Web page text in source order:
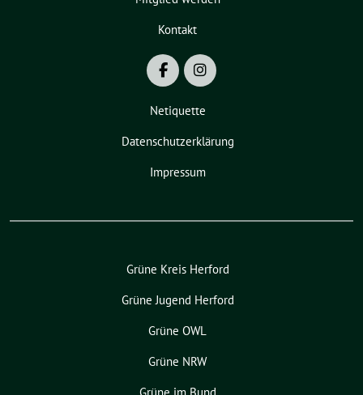
Kontakt
Netiquette
Datenschutzerklärung
Impressum
Grüne Kreis Herford
Grüne Jugend Herford
Grüne OWL
Grüne NRW